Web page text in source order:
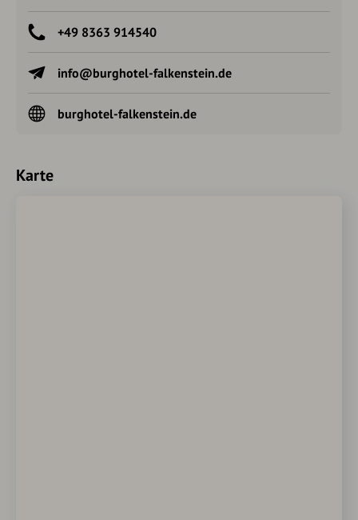
+49 8363 914540
info@burghotel-falkenstein.de
burghotel-falkenstein.de
Karte